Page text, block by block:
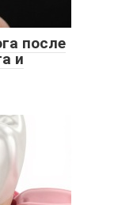
после
и